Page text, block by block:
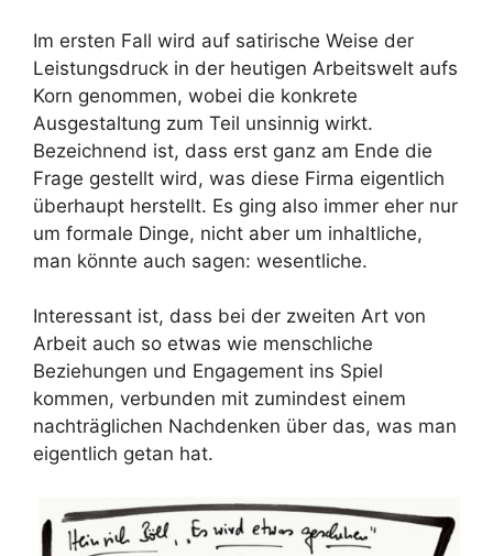
Im ersten Fall wird auf satirische Weise der
Leistungsdruck in der heutigen Arbeitswelt aufs
Korn genommen, wobei die konkrete
Ausgestaltung zum Teil unsinnig wirkt.
Bezeichnend ist, dass erst ganz am Ende die
Frage gestellt wird, was diese Firma eigentlich
überhaupt herstellt. Es ging also immer eher nur
um formale Dinge, nicht aber um inhaltliche,
man könnte auch sagen: wesentliche.
Interessant ist, dass bei der zweiten Art von
Arbeit auch so etwas wie menschliche
Beziehungen und Engagement ins Spiel
kommen, verbunden mit zumindest einem
nachträglichen Nachdenken über das, was man
eigentlich getan hat.